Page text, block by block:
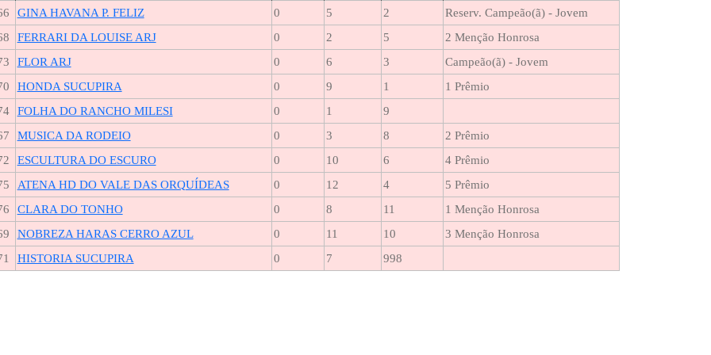
GINA HAVANA P. FELIZ 0 5 2
Reserv. Campeão(ã) - Jovem
FERRARI DA LOUISE ARJ 0 2 5
2 Menção Honrosa
FLOR ARJ 0 6 3
Campeão(ã) - Jovem
HONDA SUCUPIRA 0 9 1
1 Prêmio
FOLHA DO RANCHO MILESI 0 1
9
MUSICA DA RODEIO 0 3 8
2 Prêmio
ESCULTURA DO ESCURO 0 10 6
4 Prêmio
ATENA HD DO VALE DAS ORQUÍDEAS 0 12 4
5 Prêmio
CLARA DO TONHO 0 8 11
1 Menção Honrosa
NOBREZA HARAS CERRO AZUL 0 11 10
3 Menção Honrosa
HISTORIA SUCUPIRA 0 7 998